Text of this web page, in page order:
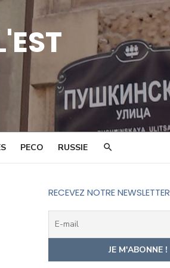
PECO RUSSIE
RECEVEZ NOTRE NEWSLETTER